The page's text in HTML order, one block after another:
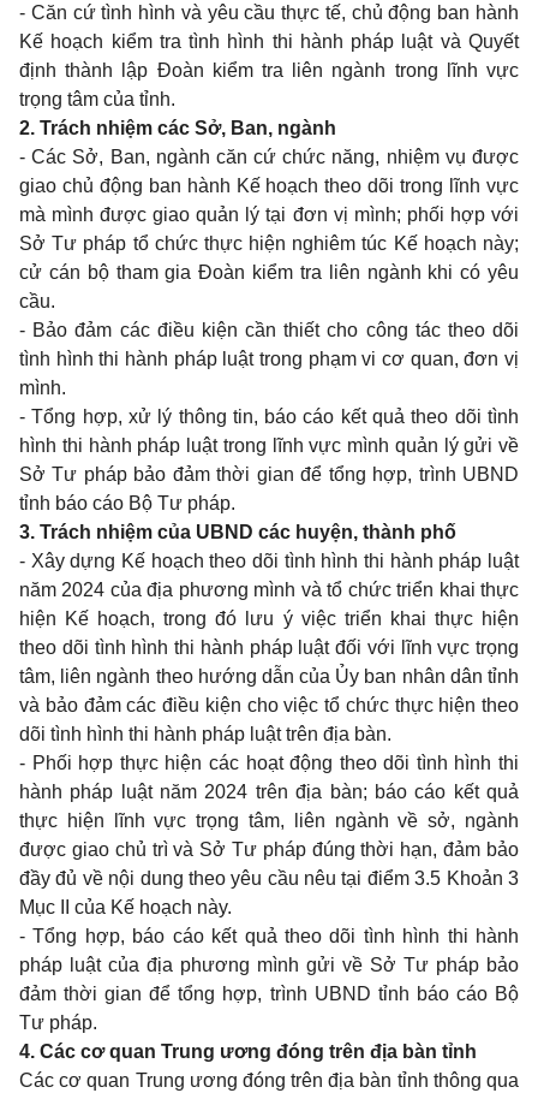
- Căn cứ tình hình và yêu cầu thực tế, chủ động ban hành
Kế hoạch kiểm tra tình hình thi hành pháp luật và Quyết
định thành lập Đoàn kiểm tra liên ngành trong lĩnh vực
trọng tâm của tỉnh.
2. Trách nhiệm các Sở, Ban, ngành
- Các Sở, Ban, ngành căn cứ chức năng, nhiệm vụ được
giao chủ động ban hành Kế hoạch theo dõi trong lĩnh vực
mà mình được giao quản lý tại đơn vị mình; phối hợp với
Sở Tư pháp tổ chức thực hiện nghiêm túc Kế hoạch này;
cử cán bộ tham gia Đoàn kiểm tra liên ngành khi có yêu
cầu.
- Bảo đảm các điều kiện cần thiết cho công tác theo dõi
tình hình thi hành pháp luật trong phạm vi cơ quan, đơn vị
mình.
- Tổng hợp, xử lý thông tin, báo cáo kết quả theo dõi tình
hình thi hành pháp luật trong lĩnh vực mình quản lý gửi về
Sở Tư pháp bảo đảm thời gian để tổng hợp, trình UBND
tỉnh báo cáo Bộ Tư pháp.
3. Trách nhiệm của UBND các huyện, thành phố
- Xây dựng Kế hoạch theo dõi tình hình thi hành pháp luật
năm 2024 của địa phương mình và tổ chức triển khai thực
hiện Kế hoạch, trong đó lưu ý việc triển khai thực hiện
theo dõi tình hình thi hành pháp luật đối với lĩnh vực trọng
tâm, liên ngành theo hướng dẫn của Ủy ban nhân dân tỉnh
và bảo đảm các điều kiện cho việc tổ chức thực hiện theo
dõi tình hình thi hành pháp luật trên địa bàn.
- Phối hợp thực hiện các hoạt động theo dõi tình hình thi
hành pháp luật năm 2024 trên địa bàn; báo cáo kết quả
thực hiện lĩnh vực trọng tâm, liên ngành về sở, ngành
được giao chủ trì và Sở Tư pháp đúng thời hạn, đảm bảo
đầy đủ về nội dung theo yêu cầu nêu tại điểm 3.5 Khoản 3
Mục II của Kế hoạch này.
- Tổng hợp, báo cáo kết quả theo dõi tình hình thi hành
pháp luật của địa phương mình gửi về Sở Tư pháp bảo
đảm thời gian để tổng hợp, trình UBND tỉnh báo cáo Bộ
Tư pháp.
4. Các cơ quan Trung ương đóng trên địa bàn tỉnh
Các cơ quan Trung ương đóng trên địa bàn tỉnh thông qua